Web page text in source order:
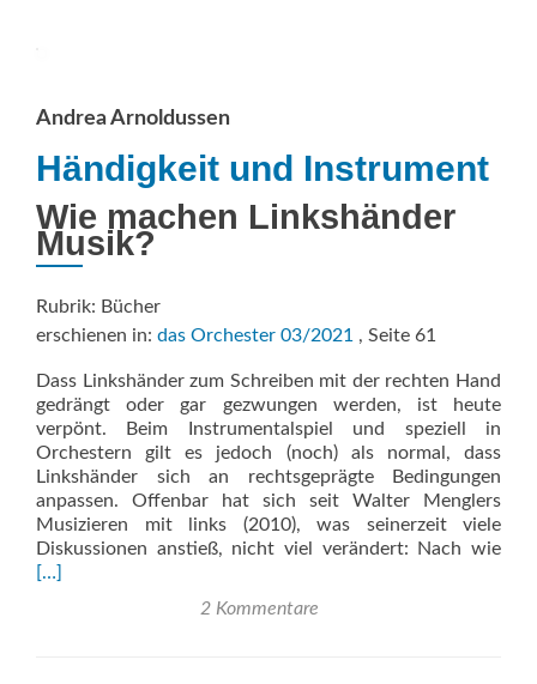
Andrea Arnoldussen
Händigkeit und Instrument
Wie machen Linkshänder
Musik?
Rubrik: Bücher
erschienen in: das Orchester 03/2021 , Seite 61
Dass Linkshänder zum Schrei­ben mit der rechten Hand
gedrängt oder gar gezwungen werden, ist heute
verpönt. Beim Instrumental­spiel und speziell in
Orchestern gilt es jedoch (noch) als normal, dass
Linkshänder sich an rechtsgeprägte Bedingungen
anpassen. Offenbar hat sich seit Walter Menglers
Musi­zieren mit links (2010), was seiner­zeit viele
Diskussionen anstieß, nicht viel verändert: Nach wie
[…]
2 Kommentare